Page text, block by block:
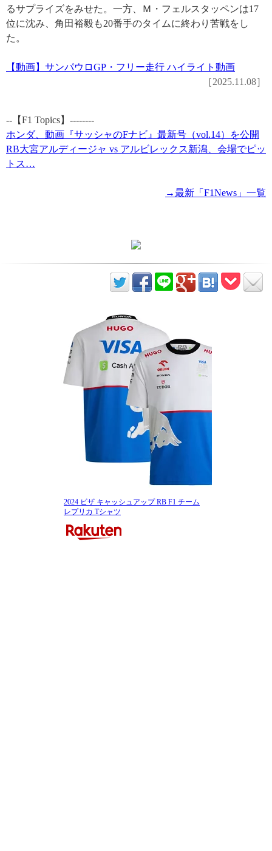
るサプライズをみせた。一方、Ｍ・フェルスタッペンは17
位に沈み、角田裕毅も20番手のタイムに終わり苦戦をし
た。
【動画】サンパウロGP・フリー走行 ハイライト動画
［2025.11.08］
--【F1 Topics】--------
ホンダ、動画『サッシャのFナビ』最新号（vol.14）を公開
RB大宮アルディージャ vs アルビレックス新潟、会場でピッ
トス…
→最新「F1News」一覧
2024 ビザ キャッシュアップ RB F1 チーム
レプリカ Tシャツ